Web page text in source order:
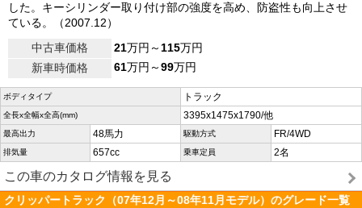
した。キーシリンダー取り付け部の強度を高め、防盗性も向上させ
ている。（2007.12）
中古車価格
21万円～115万円
新車時価格
61万円～99万円
ボディタイプ トラック
全長x全幅x全高(mm) 3395x1475x1790/他
最高出力 48馬力 駆動方式 FR/4WD
排気量 657cc 乗車定員 2名
この車のカタログ情報を見る
クリッパートラック（07年12月～08年11月モデル）のグレード一覧